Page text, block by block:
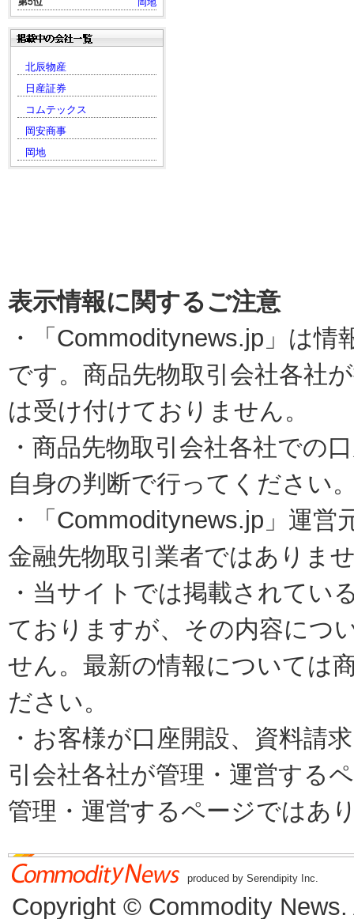
表示情報に関するご注意
・「Commoditynews.jp」は
です。商品先物取引会社各社
は受け付けておりません。
・商品先物取引会社各社での
自身の判断で行ってください
・「Commoditynews.jp」運
金融先物取引業者ではありま
・当サイトでは掲載されてい
ておりますが、その内容につ
せん。最新の情報については
ださい。
・お客様が口座開設、資料請
引会社各社が管理・運営する
管理・運営するページではあ
produced by Serendipity Inc.
Copyright © Commodity